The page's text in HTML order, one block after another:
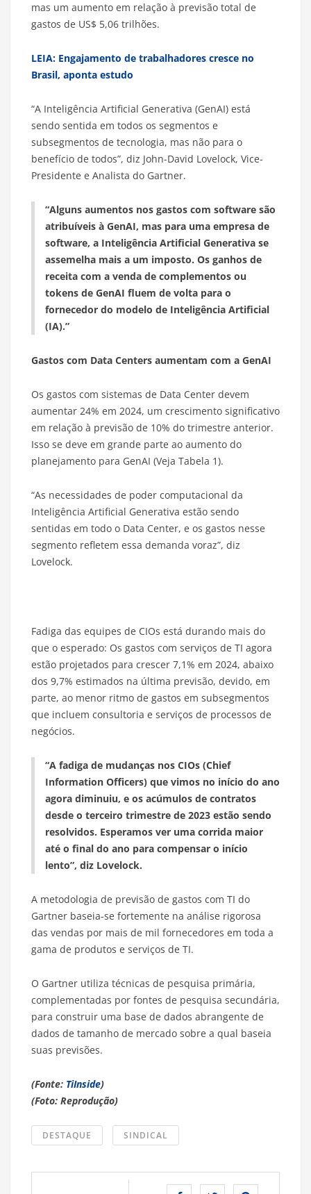
mas um aumento em relação à previsão total de
gastos de US$ 5,06 trilhões.
LEIA: Engajamento de trabalhadores cresce no
Brasil, aponta estudo
“A Inteligência Artificial Generativa (GenAI) está
sendo sentida em todos os segmentos e
subsegmentos de tecnologia, mas não para o
benefício de todos”, diz John-David Lovelock, Vice-
Presidente e Analista do Gartner.
“Alguns aumentos nos gastos com software são
atribuíveis à GenAI, mas para uma empresa de
software, a Inteligência Artificial Generativa se
assemelha mais a um imposto. Os ganhos de
receita com a venda de complementos ou
tokens de GenAI fluem de volta para o
fornecedor do modelo de Inteligência Artificial
(IA).”
Gastos com Data Centers aumentam com a GenAI
Os gastos com sistemas de Data Center devem
aumentar 24% em 2024, um crescimento significativo
em relação à previsão de 10% do trimestre anterior.
Isso se deve em grande parte ao aumento do
planejamento para GenAI (Veja Tabela 1).
“As necessidades de poder computacional da
Inteligência Artificial Generativa estão sendo
sentidas em todo o Data Center, e os gastos nesse
segmento refletem essa demanda voraz”, diz
Lovelock.
Fadiga das equipes de CIOs está durando mais do
que o esperado: Os gastos com serviços de TI agora
estão projetados para crescer 7,1% em 2024, abaixo
dos 9,7% estimados na última previsão, devido, em
parte, ao menor ritmo de gastos em subsegmentos
que incluem consultoria e serviços de processos de
negócios.
“A fadiga de mudanças nos CIOs (Chief
Information Officers) que vimos no início do ano
agora diminuiu, e os acúmulos de contratos
desde o terceiro trimestre de 2023 estão sendo
resolvidos. Esperamos ver uma corrida maior
até o final do ano para compensar o início
lento”, diz Lovelock.
A metodologia de previsão de gastos com TI do
Gartner baseia-se fortemente na análise rigorosa
das vendas por mais de mil fornecedores em toda a
gama de produtos e serviços de TI.
O Gartner utiliza técnicas de pesquisa primária,
complementadas por fontes de pesquisa secundária,
para construir uma base de dados abrangente de
dados de tamanho de mercado sobre a qual baseia
suas previsões.
(Fonte: TiInside)
(Foto: Reprodução)
DESTAQUE SINDICAL